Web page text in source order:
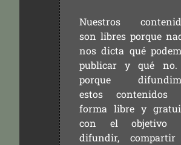
Nuestros
son libres porque
nos dicta qué
publicar y qué
porque
estos contenidos
forma libre y
con el objetivo
difundir,